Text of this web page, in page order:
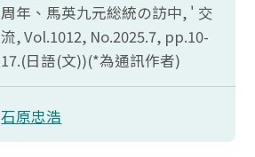
周年、馬英九元総統の訪中, ' 交
流,Vol.1012, No.2025.7, pp.10-
17.(日語(文))(*為通訊作者)
石原忠浩